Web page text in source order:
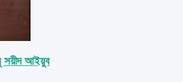
সয়ীদ আইয়ুব